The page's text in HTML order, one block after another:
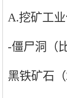
A.挖矿工
-僵尸洞（
黑铁矿石